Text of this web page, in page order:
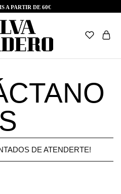
A PARTIR DE 60€
S
DE ATENDERTE!